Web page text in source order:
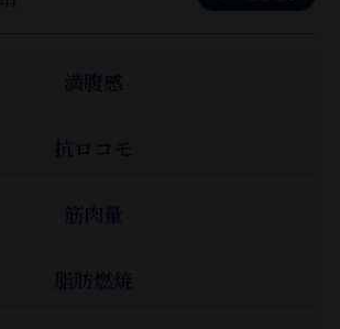
満腹感
抗ロコモ
筋肉量
脂肪燃焼